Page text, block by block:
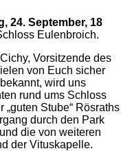
24. September, 18
Eulenbroich.
Vorsitzende des
von Euch sicher
wird uns
rund ums Schloss
Stube“ Rösraths
durch den Park
die von weiteren
der Vituskapelle.